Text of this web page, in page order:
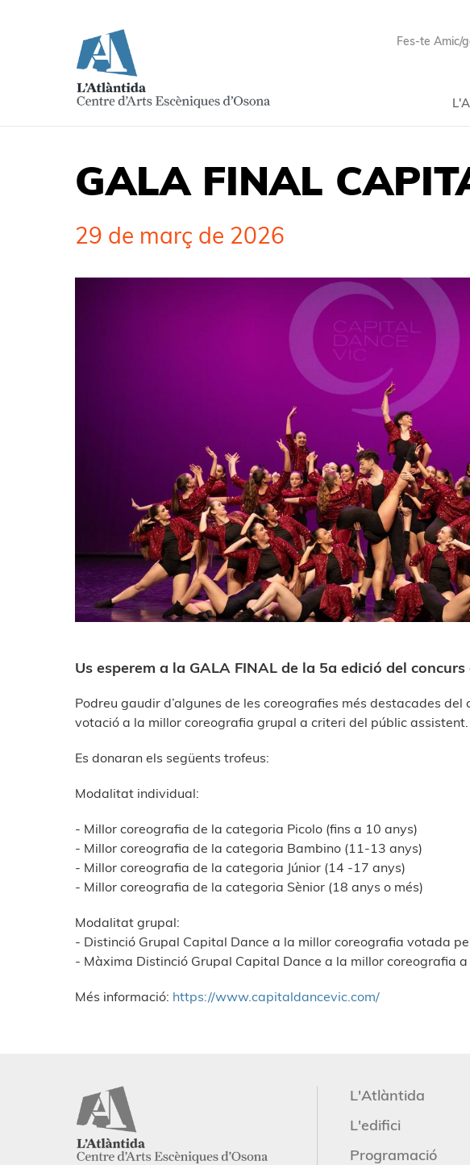
Fes-te Amic/
GALA FINAL
29 de març de 2026
Us esperem a la GALA FINAL de la 5a edició del concurs
Podreu gaudir d’algunes de les coreografies més destacades
votació a la millor coreografia grupal a criteri del públic assistent.
Es donaran els següents trofeus:
Modalitat individual:
- Millor coreografia de la categoria Picolo (fins a 10 anys)
- Millor coreografia de la categoria Bambino (11-13 anys)
- Millor coreografia de la categoria Júnior (14 -17 anys)
- Millor coreografia de la categoria Sènior (18 anys o més)
Modalitat grupal:
- Distinció Grupal Capital Dance a la millor coreografia votada
- Màxima Distinció Grupal Capital Dance a la millor coreografia
Més informació: https://www.capitaldancevic.com/
L'Atlàntida
L'edifici
Programació